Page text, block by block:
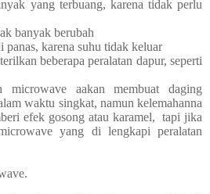
yang terbuang, karena tidak perlu
banyak berubah
karena suhu tidak keluar
beberapa peralatan dapur, seperti
microwave aakan membuat daging
waktu singkat, namun kelemahanna
efek gosong atau karamel, tapi jika
yang di lengkapi peralatan